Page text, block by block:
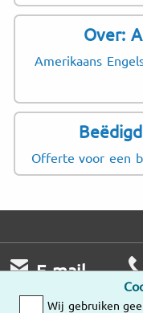
Over:
Amerikaans
Offerte voor een
Wij gebruiken
E-mail
Wij nemen zo